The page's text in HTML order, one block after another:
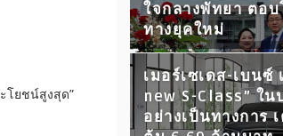
โยชน์สูงสุด”
ใจกลางพัทยา ตอ
ทางยุคใหม่
เมอร์เซเดส-เบนซ์
new S-Class” ใน
อย่างเป็นทางการ